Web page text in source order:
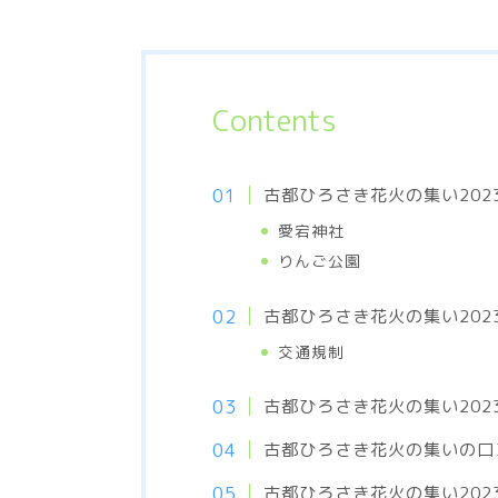
Contents
古都ひろさき花火の集い
愛宕神社
りんご公園
古都ひろさき花火の集い
交通規制
古都ひろさき花火の集い
古都ひろさき花火の集いの
古都ひろさき花火の集い